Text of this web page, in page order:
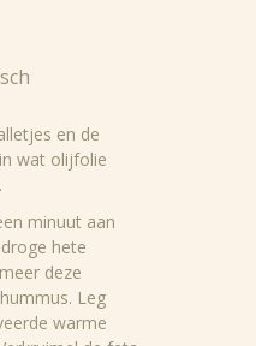
en de
wat olijfolie
minuut aan
hete
deze
Leg
warme